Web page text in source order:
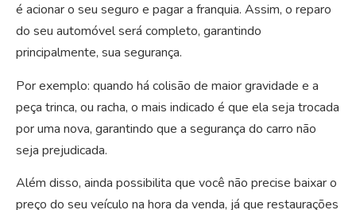
é acionar o seu seguro e pagar a franquia. Assim, o reparo
do seu automóvel será completo, garantindo
principalmente, sua segurança.
Por exemplo: quando há colisão de maior gravidade e a
peça trinca, ou racha, o mais indicado é que ela seja trocada
por uma nova, garantindo que a segurança do carro não
seja prejudicada.
Além disso, ainda possibilita que você não precise baixar o
preço do seu veículo na hora da venda, já que restaurações